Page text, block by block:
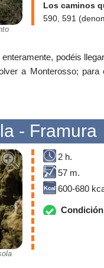
Los caminos
590, 591
podéis
a Monterosso;
- Framura
2 h.
57 m.
600-680